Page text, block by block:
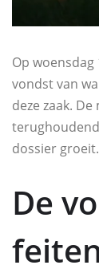
Op
vondst van
deze zaak.
dossier groeit.
De